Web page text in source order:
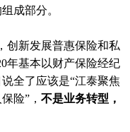
成部分。
创新发展普惠保险和私
年基本以财产保险经纪
全了应该是“江泰聚焦
险”，不是业务转型，